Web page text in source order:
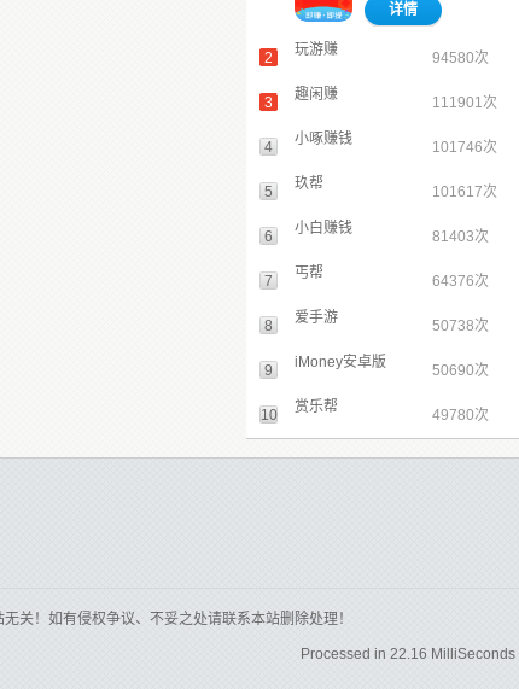
详情
2 玩游赚 94580次
3 趣闲赚 111901次
4 小啄赚钱 101746次
5 玖帮 101617次
6 小白赚钱 81403次
7 丐帮 64376次
8 爱手游 50738次
9 iMoney安卓版 50690次
10 赏乐帮 49780次
关！如有侵权争议、不妥之处请联系本站删除处理！
Processed in 22.16 MilliSeconds